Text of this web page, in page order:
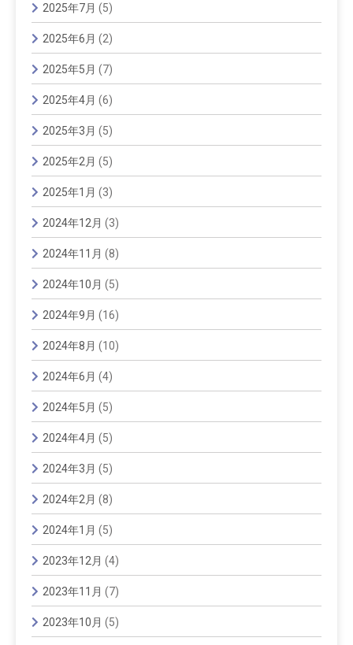
2025年7月 (5)
2025年6月 (2)
2025年5月 (7)
2025年4月 (6)
2025年3月 (5)
2025年2月 (5)
2025年1月 (3)
2024年12月 (3)
2024年11月 (8)
2024年10月 (5)
2024年9月 (16)
2024年8月 (10)
2024年6月 (4)
2024年5月 (5)
2024年4月 (5)
2024年3月 (5)
2024年2月 (8)
2024年1月 (5)
2023年12月 (4)
2023年11月 (7)
2023年10月 (5)